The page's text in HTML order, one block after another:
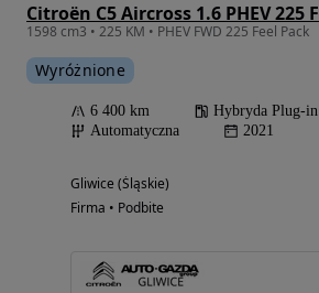
1598 cm3 • 225 KM • PHEV FWD 225 Feel Pack
Wyróżnione
6 400 km
Hybryda Plug-in
Automatyczna
2021
Gliwice (Śląskie)
Firma • Podbite